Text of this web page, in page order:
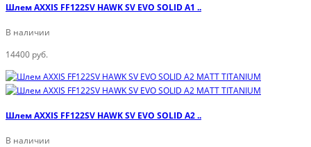
Шлем AXXIS FF122SV HAWK SV EVO SOLID A1 ..
В наличии
14400 руб.
Шлем AXXIS FF122SV HAWK SV EVO SOLID A2 ..
В наличии